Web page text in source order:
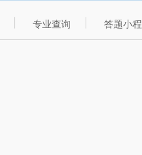
专业查询 答题小